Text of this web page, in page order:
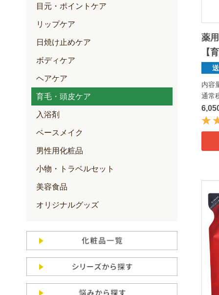
目元・ポイントケア
リップケア
日焼け止めケア
ボディケア
ヘアケア
育毛・頭皮ケア
入浴剤
ベースメイク
男性用化粧品
小物・トラベルセット
美容食品
オリジナルグッズ
薬
【
内容
通常